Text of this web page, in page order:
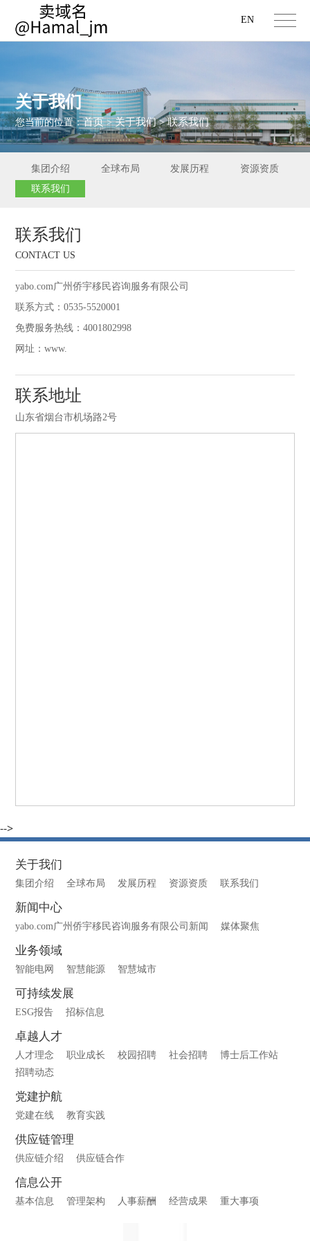
EN
关于我们
您当前的位置：首页>关于我们>联系我们
集团介绍 全球布局 发展历程
资源资质
联系我们
联系我们
CONTACT US
yabo.com广州侨宇移民咨询服务有限公司
联系方式：0535-5520001
免费服务热线：4001802998
网址：www.
联系地址
山东省烟台市机场路2号
-->
关于我们
集团介绍 全球布局 发展历程 资源资质 联系我们
新闻中心
yabo.com广州侨宇移民咨询服务有限公司新闻 媒体聚焦
业务领域
智能电网 智慧能源 智慧城市
可持续发展
ESG报告 招标信息
卓越人才
人才理念 职业成长 校园招聘 社会招聘
博士后工作站
招聘动态
党建护航
党建在线 教育实践
供应链管理
供应链介绍 供应链合作
信息公开
基本信息 管理架构 人事薪酬 经营成果 重大事项